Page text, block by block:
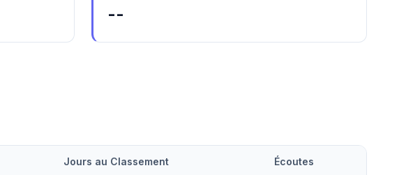
--
Jours au Classement Écoutes